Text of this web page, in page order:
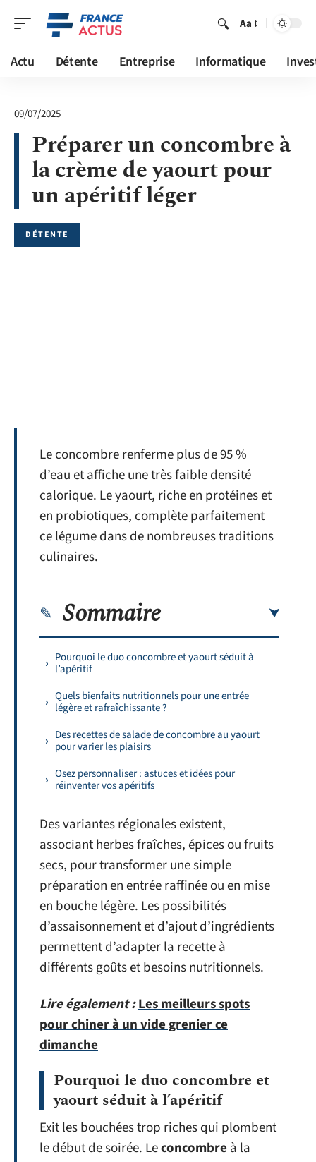
Aa
Actu Détente Entreprise Informatique
09/07/2025
Préparer un concombre à
la crème de yaourt pour
un apéritif léger
DÉTENTE
Le concombre renferme plus de 95 %
d’eau et affiche une très faible densité
calorique. Le yaourt, riche en protéines et
en probiotiques, complète parfaitement
ce légume dans de nombreuses traditions
culinaires.
Sommaire
Pourquoi le duo concombre et yaourt séduit à
l’apéritif
Quels bienfaits nutritionnels pour une entrée
légère et rafraîchissante ?
Des recettes de salade de concombre au yaourt
pour varier les plaisirs
Osez personnaliser : astuces et idées pour
réinventer vos apéritifs
Des variantes régionales existent,
associant herbes fraîches, épices ou fruits
secs, pour transformer une simple
préparation en entrée raffinée ou en mise
en bouche légère. Les possibilités
d’assaisonnement et d’ajout d’ingrédients
permettent d’adapter la recette à
différents goûts et besoins nutritionnels.
Lire également :Les meilleurs spots
pour chiner à un vide grenier ce
dimanche
Pourquoi le duo concombre et
yaourt séduit à l’apéritif
Exit les bouchées trop riches qui plombent
le début de soirée. Leconcombre à la